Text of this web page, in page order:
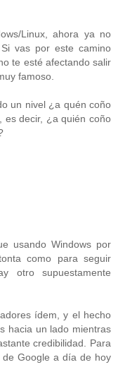
Linux, ahora ya no
vas por este camino
te esté afectando salir
famoso.
un nivel ¿a quén coño
es decir, ¿a quién coño
usando Windows por
como para seguir
otro supuestamente
ídem, y el hecho
hacia un lado mientras
credibilidad. Para
Google a día de hoy